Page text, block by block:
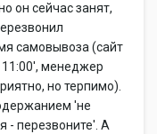
он сейчас занят,
самовывоза (сайт
11:00', менеджер
но терпимо).
'не
- перезвоните'. А